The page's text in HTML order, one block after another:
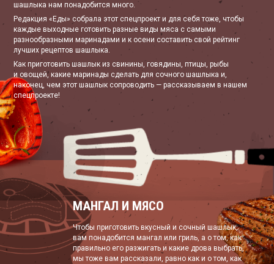
шашлыка нам понадобится много.
Редакция «Еды» собрала этот спецпроект и для себя тоже, чтобы
каждые выходные готовить разные виды мяса с самыми
разнообразными маринадами и к осени составить свой рейтинг
лучших рецептов шашлыка.
Как приготовить шашлык из свинины, говядины, птицы, рыбы
и овощей, какие маринады сделать для сочного шашлыка и,
наконец, чем этот шашлык сопроводить — рассказываем в нашем
спецпроекте!
МАНГАЛ И МЯСО
Чтобы приготовить вкусный и сочный шашлык,
вам понадобится мангал или гриль, а о том, как
правильно его разжигать и какие дрова выбрать,
мы тоже вам рассказали, равно как и о том, как